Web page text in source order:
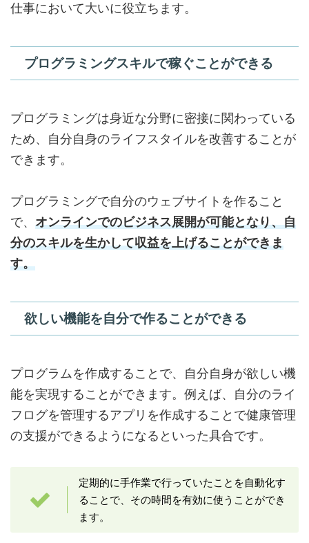
仕事において大いに役立ちます。
プログラミングスキルで稼ぐことができる
プログラミングは身近な分野に密接に関わっている
ため、自分自身のライフスタイルを改善することが
できます。
プログラミングで自分のウェブサイトを作ること
で、 オンラインでのビジネス展開が可能となり、自
分のスキルを生かして収益を上げることができま
す。
欲しい機能を自分で作ることができる
プログラムを作成することで、自分自身が欲しい機
能を実現することができます。例えば、自分のライ
フログを管理するアプリを作成することで健康管理
の支援ができるようになるといった具合です。
定期的に手作業で行っていたことを自動化す
ることで、その時間を有効に使うことができ
ます。